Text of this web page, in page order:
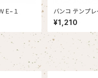
テンプレート ＷＥ−１
¥1,210